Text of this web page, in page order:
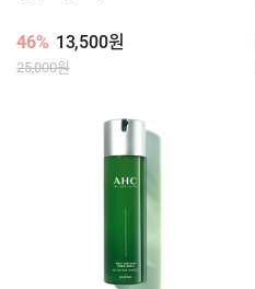
46% 13,500원
25,000원